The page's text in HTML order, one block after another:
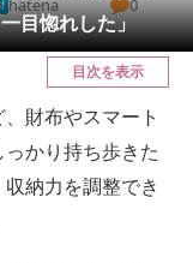
目惚れした」
hatena 0
目次を表示
財布やスマート
かり持ち歩きた
納力を調整でき